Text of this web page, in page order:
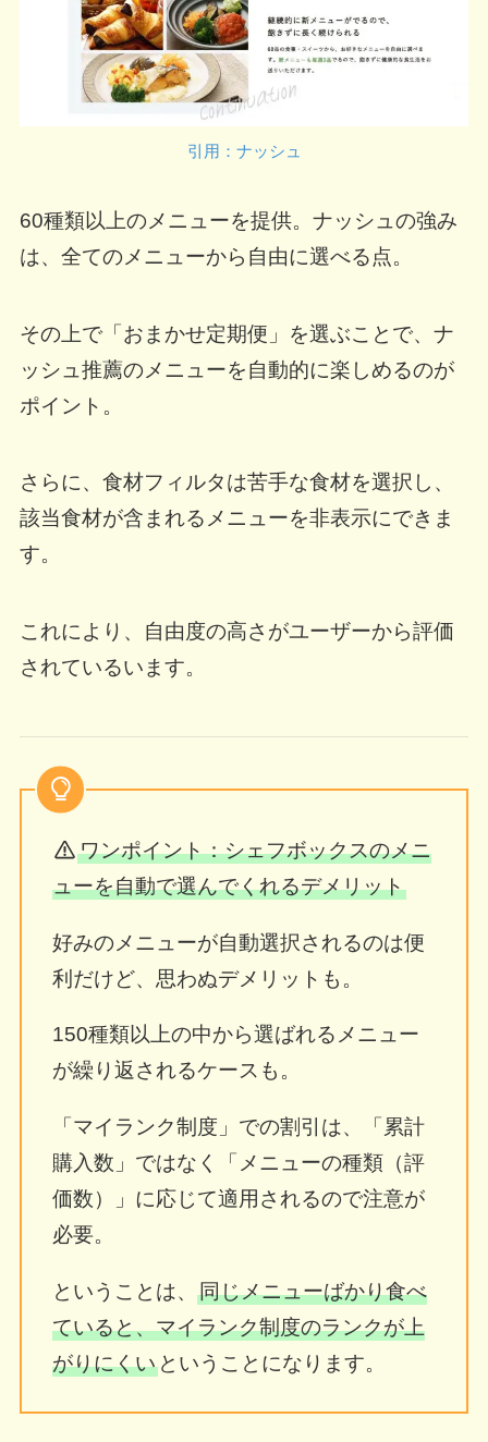
引用：ナッシュ
60種類以上のメニューを提供。ナッシュの強み
は、全てのメニューから自由に選べる点。
その上で「おまかせ定期便」を選ぶことで、ナ
ッシュ推薦のメニューを自動的に楽しめるのが
ポイント。
さらに、食材フィルタは苦手な食材を選択し、
該当食材が含まれるメニューを非表示にできま
す。
これにより、自由度の高さがユーザーから評価
されているいます。
ワンポイント：シェフボックスのメニ
ューを自動で選んでくれるデメリット
好みのメニューが自動選択されるのは便
利だけど、思わぬデメリットも。
150種類以上の中から選ばれるメニュー
が繰り返されるケースも。
「マイランク制度」での割引は、「累計
購入数」ではなく「メニューの種類（評
価数）」に応じて適用されるので注意が
必要。
ということは、同じメニューばかり食べ
ていると、マイランク制度のランクが上
がりにくい ということになります。